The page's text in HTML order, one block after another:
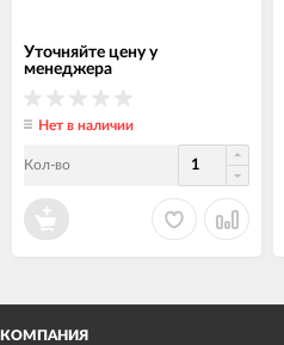
Уточняйте цену у
менеджера
Нет в наличии
Кол-во
КОМПАНИЯ